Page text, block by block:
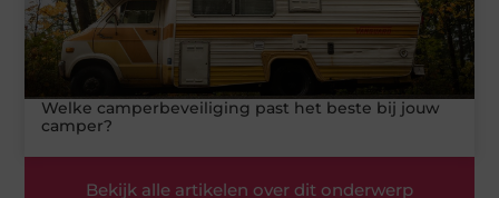
Welke camperbeveiliging past het beste bij jouw
camper?
Bekijk alle artikelen over dit onderwerp